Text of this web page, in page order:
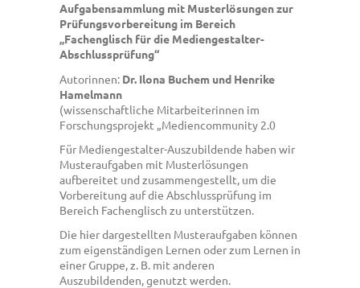
Aufgabensammlung mit Musterlösungen zur
Prüfungsvorbereitung im Bereich
„Fachenglisch für die Mediengestalter-
Abschlussprüfung“
Autorinnen: Dr. Ilona Buchem und Henrike
Hamelmann
(wissenschaftliche Mitarbeiterinnen im
Forschungsprojekt „Mediencommunity 2.0
Für Mediengestalter-Auszubildende haben wir
Musteraufgaben mit Musterlösungen
aufbereitet und zusammengestellt, um die
Vorbereitung auf die Abschlussprüfung im
Bereich Fachenglisch zu unterstützen.
Die hier dargestellten Musteraufgaben können
zum eigenständigen Lernen oder zum Lernen in
einer Gruppe, z. B. mit anderen
Auszubildenden, genutzt werden.